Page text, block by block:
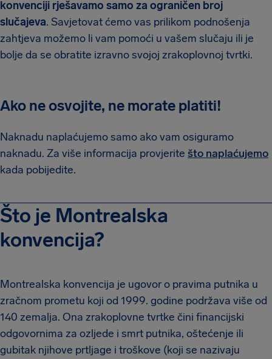
konvenciji rješavamo samo za ograničen broj
slučajeva. Savjetovat ćemo vas prilikom podnošenja
zahtjeva možemo li vam pomoći u vašem slučaju ili je
bolje da se obratite izravno svojoj zrakoplovnoj tvrtki.
Ako ne osvojite, ne morate platiti!
Naknadu naplaćujemo samo ako vam osiguramo
naknadu. Za više informacija provjerite što naplaćujemo
kada pobijedite.
Što je Montrealska
konvencija?
Montrealska konvencija je ugovor o pravima putnika u
zračnom prometu koji od 1999. godine podržava više od
140 zemalja. Ona zrakoplovne tvrtke čini financijski
odgovornima za ozljede i smrt putnika, oštećenje ili
gubitak njihove prtljage i troškove (koji se nazivaju